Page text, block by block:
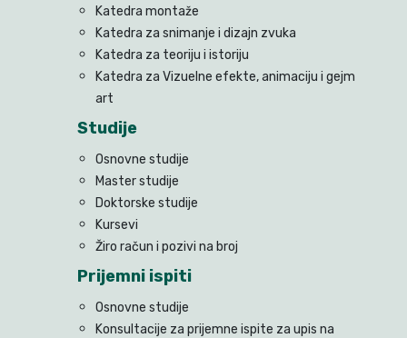
Katedra montaže
Katedra za snimanje i dizajn zvuka
Katedra za teoriju i istoriju
Katedra za Vizuelne efekte, animaciju i gejm
art
Studije
Osnovne studije
Master studije
Doktorske studije
Kursevi
Žiro račun i pozivi na broj
Prijemni ispiti
Osnovne studije
Konsultacije za prijemne ispite za upis na